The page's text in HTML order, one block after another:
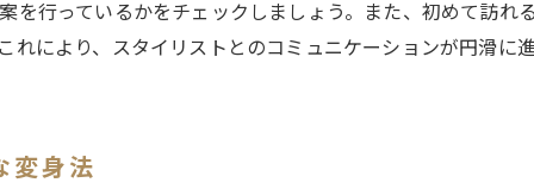
練馬区で美容室を探すあなたへ自分だけの美しさを手に入
カスタムメイドな美容室選びのポイント
を行っているかをチェックしましょう。また、初めて訪れ
れにより、スタイリストとのコミュニケーションが円滑に
変身法